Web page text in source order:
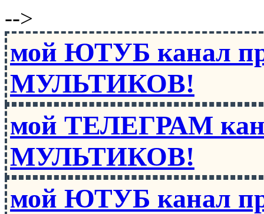
-->
мой ЮТУБ канал
МУЛЬТИКОВ!
мой ТЕЛЕГРАМ
МУЛЬТИКОВ!
мой ЮТУБ канал